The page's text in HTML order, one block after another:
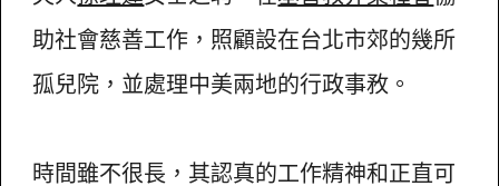
助社會慈善工作，照顧設在台北市郊的幾所
孤兒院，並處理中美兩地的行政事敄。
時間雖不很長，其認真的工作精神和正直可